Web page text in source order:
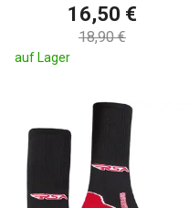
16,50 €
18,90 €
auf Lager